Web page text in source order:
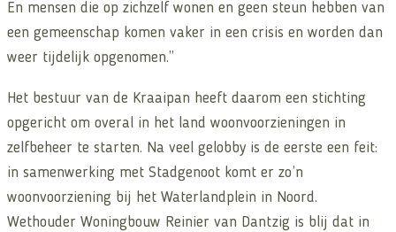
En mensen die op zichzelf wonen en geen steun hebben van
een gemeenschap komen vaker in een crisis en worden dan
weer tijdelijk opgenomen.”
Het bestuur van de Kraaipan heeft daarom een stichting
opgericht om overal in het land woonvoorzieningen in
zelfbeheer te starten. Na veel gelobby is de eerste een feit:
in samenwerking met Stadgenoot komt er zo’n
woonvoorziening bij het Waterlandplein in Noord.
Wethouder Woningbouw Reinier van Dantzig is blij dat in